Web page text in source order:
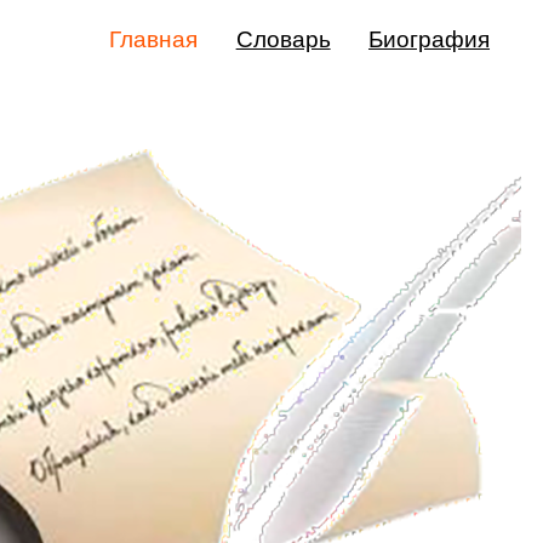
Главная Словарь Биография